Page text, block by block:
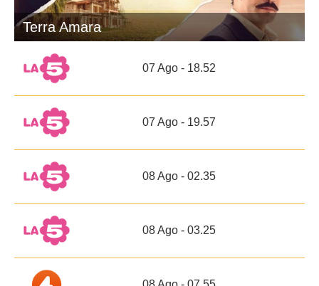
Terra Amara
07 Ago - 18.52
07 Ago - 19.57
08 Ago - 02.35
08 Ago - 03.25